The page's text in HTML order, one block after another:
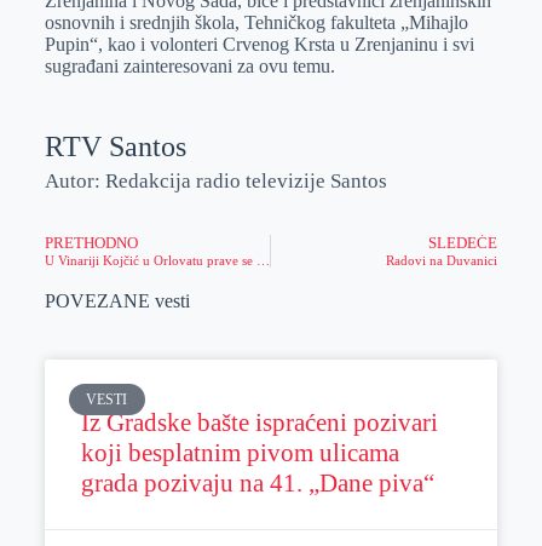
osnovnih i srednjih škola, Tehničkog fakulteta „Mihajlo
Pupin“, kao i volonteri Crvenog Krsta u Zrenjaninu i svi
sugrađani zainteresovani za ovu temu.
RTV Santos
Autor: Redakcija radio televizije Santos
PRETHODNO SLEDEĆE
Radovi na Duvanici
POVEZANE vesti
VESTI
Iz Gradske bašte ispraćeni pozivari
koji besplatnim pivom ulicama
grada pozivaju na 41. „Dane piva“